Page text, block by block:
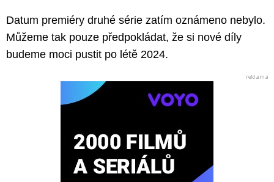
Datum premiéry druhé série zatím oznámeno nebylo.
Můžeme tak pouze předpokládat, že si nové díly
budeme moci pustit po létě 2024.